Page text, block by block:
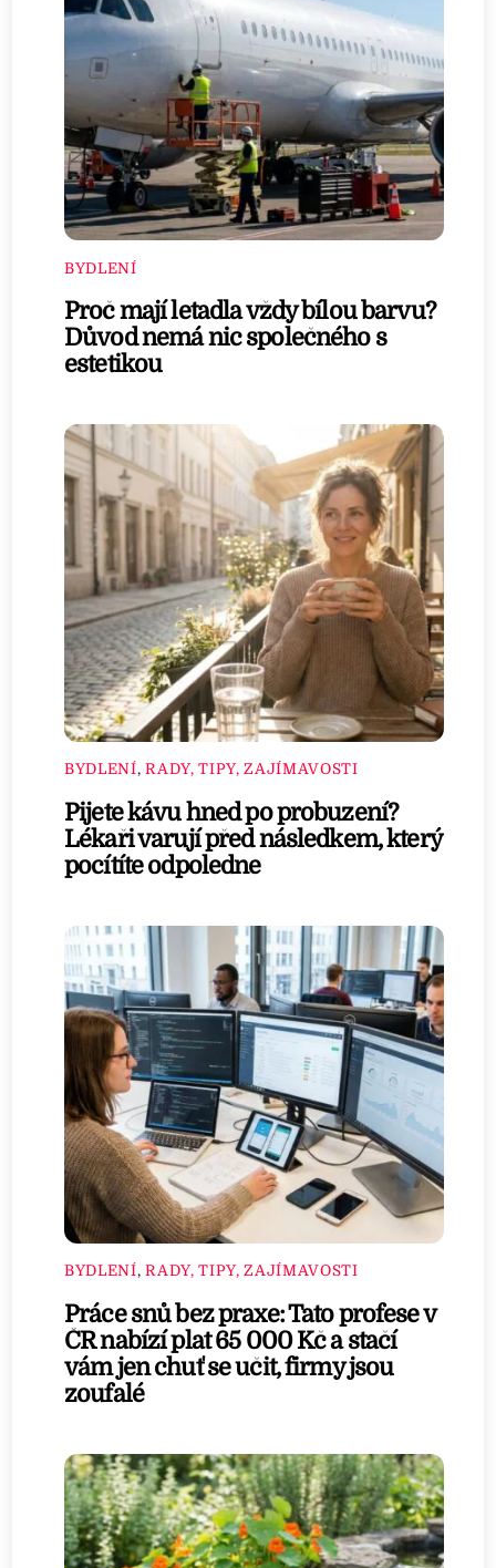
BYDLENÍ
Proč mají letadla vždy bílou barvu?
Důvod nemá nic společného s
estetikou
BYDLENÍ,RADY, TIPY, ZAJÍMAVOSTI
Pijete kávu hned po probuzení?
Lékaři varují před následkem, který
pocítíte odpoledne
BYDLENÍ,RADY, TIPY, ZAJÍMAVOSTI
Práce snů bez praxe: Tato profese v
ČR nabízí plat 65 000 Kč a stačí
vám jen chuť se učit, firmy jsou
zoufalé